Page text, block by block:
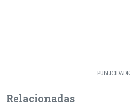
PUBLICIDADE
Relacionadas